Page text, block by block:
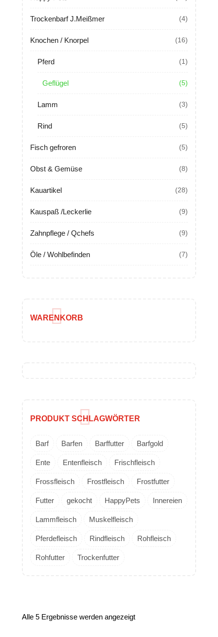
Trockenbarf J.Meißmer (4)
Knochen / Knorpel (16)
Pferd (1)
Geflügel (5)
Lamm (3)
Rind (5)
Fisch gefroren (5)
Obst & Gemüse (8)
Kauartikel (28)
Kauspaß /Leckerlie (9)
Zahnpflege / Qchefs (9)
Öle / Wohlbefinden (7)
WARENKORB
PRODUKT SCHLAGWÖRTER
Barf Barfen Barffutter Barfgold
Ente Entenfleisch Frischfleisch
Frossfleisch Frostfleisch Frostfutter
Futter gekocht HappyPets Innereien
Lammfleisch Muskelfleisch
Pferdefleisch Rindfleisch Rohfleisch
Rohfutter Trockenfutter
Alle 5 Ergebnisse werden angezeigt